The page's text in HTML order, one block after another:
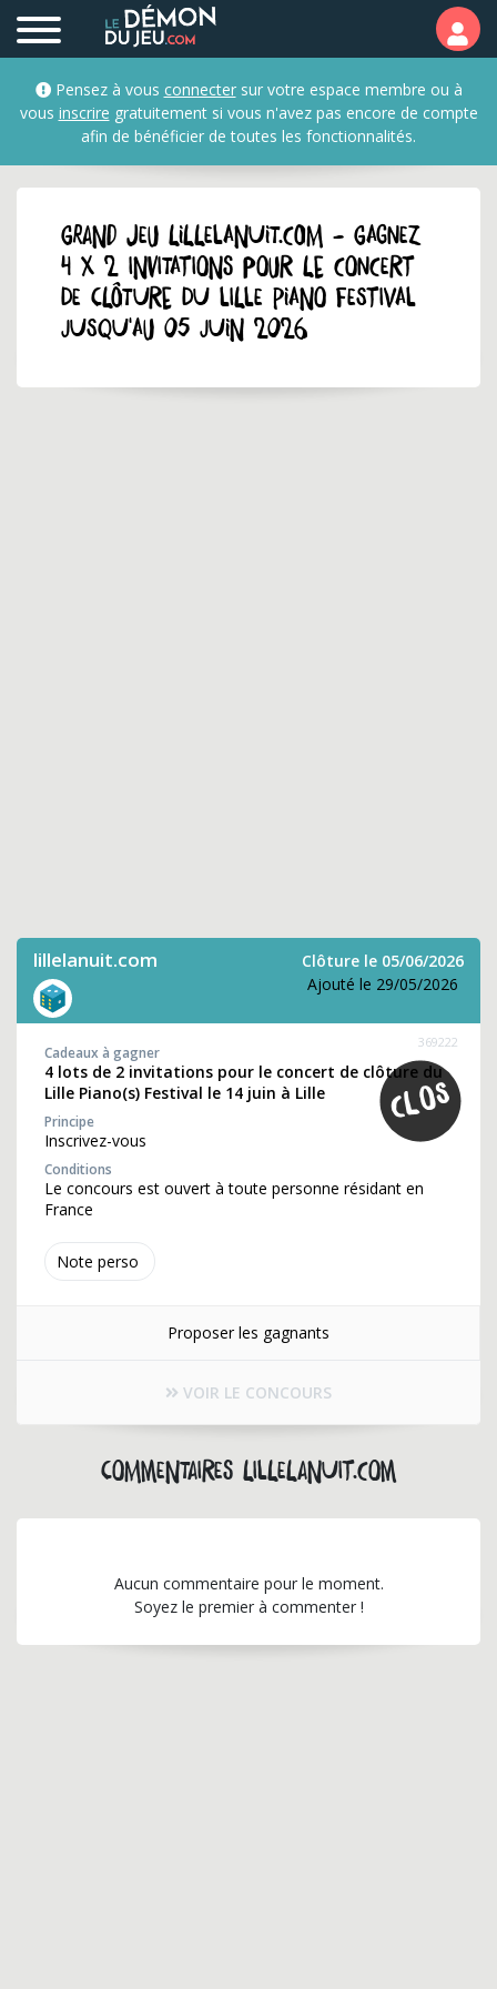
Pensez à vous connectersur votre espace membre ou à
vous inscrire gratuitement si vous n'avez pas encore de compte
afin de bénéficier de toutes les fonctionnalités.
GRAND JEU lillelanuit.com - Gagnez
4 x 2 invitations pour le concert
de clôture du Lille Piano Festival
jusqu'au 05 juin 2026
lillelanuit.com
Clôture le 05/06/2026
Ajouté le 29/05/2026
Note perso
369222
Cadeaux à gagner
4 lots de 2 invitations pour le concert de clôture du
Lille Piano(s) Festival le 14 juin à Lille
Principe
Inscrivez-vous
Conditions
Le concours est ouvert à toute personne résidant en
France
Proposer les gagnants
VOIR LE CONCOURS
Commentaires lillelanuit.com
Aucun commentaire pour le moment.
Soyez le premier à commenter !